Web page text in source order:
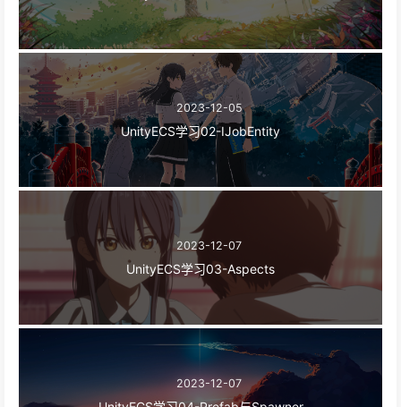
2023-12-05
UnityECS学习02-IJobEntity
2023-12-07
UnityECS学习03-Aspects
2023-12-07